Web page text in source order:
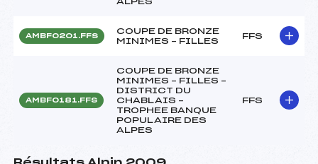
AMBF0201.FFS
COUPE DE BRONZE
MINIMES – FILLES
FFS
AMBF0181.FFS
COUPE DE BRONZE
MINIMES – FILLES –
DISTRICT DU
CHABLAIS –
TROPHEE BANQUE
POPULAIRE DES
ALPES
FFS